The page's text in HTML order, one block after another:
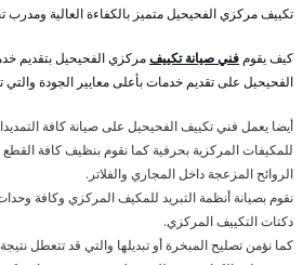
تكييف مركزي الفحيحيل متميز بالكفاءة العالية
كيف يقوم فني صيانة تكييفمركزي الفحيحيل بتقديم
الفحيحيل على تقديم خدمات بأعلى معايير الجودة
أيضا يعمل فني تكييف الفحيحيل على صيانة كافة
للمكيفات المركزية بحرفية كما نقوم بنظيف كافة
الروائح المزعجة داخل المجاري والفلاتر.
نقوم بصيانة أنظمة التبريد للمكيف المركزي وكافة
دكتات التكييف المركزي.
كما نؤمن تصليح المبخرة أو تبديلها والتي قد تتعطل